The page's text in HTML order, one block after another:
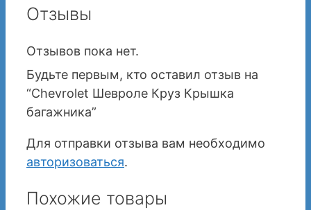
Отзывы
Отзывов пока нет.
Будьте первым, кто оставил отзыв на
“Chevrolet Шевроле Круз Крышка
багажника”
Для отправки отзыва вам необходимо
авторизоваться.
Похожие товары